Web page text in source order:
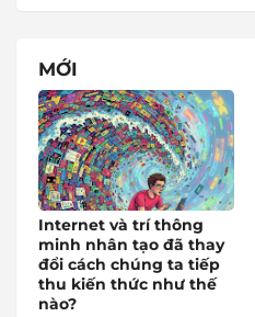
MỚI
Internet và trí thông
minh nhân tạo đã thay
đổi cách chúng ta tiếp
thu kiến thức như thế
nào?